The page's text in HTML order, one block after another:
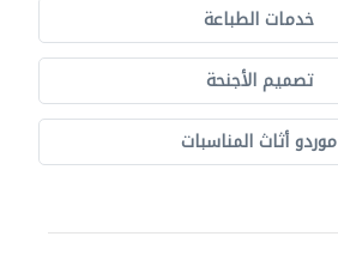
خدمات الطباعة
تصميم الأجنحة
موردو أثاث المناسبات